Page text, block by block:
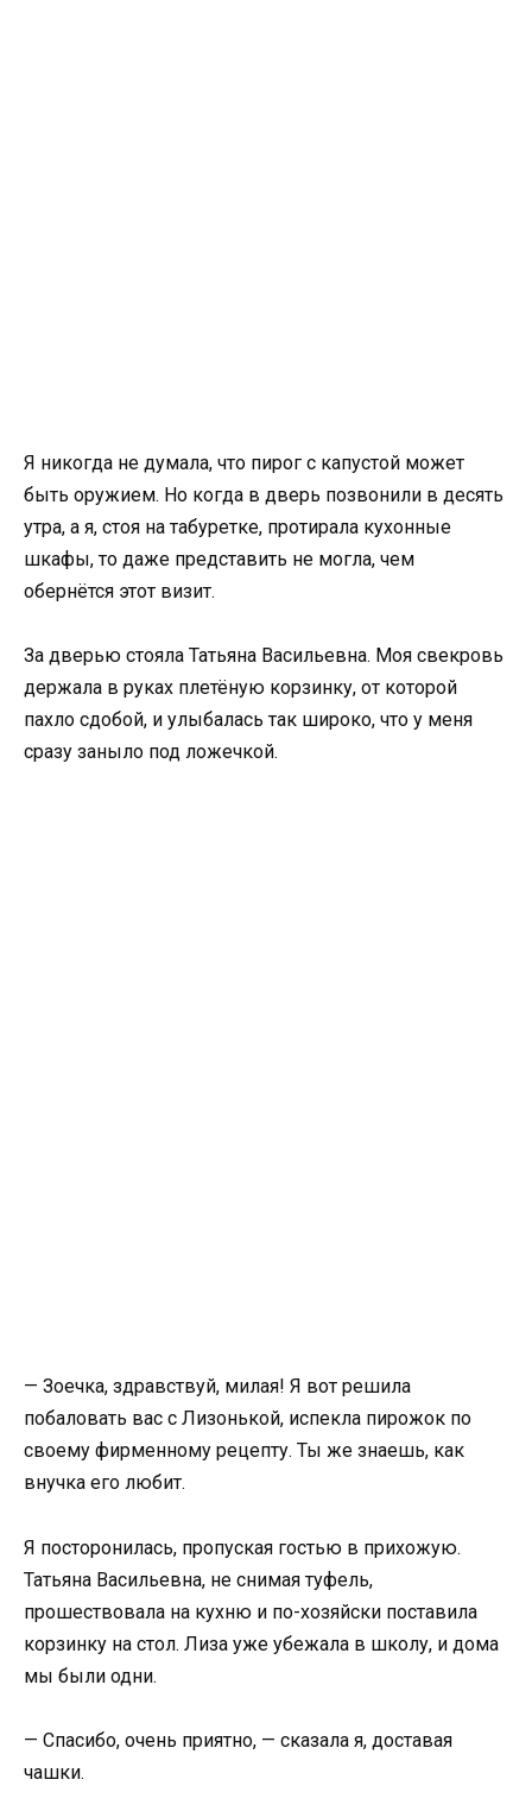
Я никогда не думала, что пирог с капустой может
быть оружием. Но когда в дверь позвонили в десять
утра, а я, стоя на табуретке, протирала кухонные
шкафы, то даже представить не могла, чем
обернётся этот визит.
За дверью стояла Татьяна Васильевна. Моя свекровь
держала в руках плетёную корзинку, от которой
пахло сдобой, и улыбалась так широко, что у меня
сразу заныло под ложечкой.
— Зоечка, здравствуй, милая! Я вот решила
побаловать вас с Лизонькой, испекла пирожок по
своему фирменному рецепту. Ты же знаешь, как
внучка его любит.
Я посторонилась, пропуская гостью в прихожую.
Татьяна Васильевна, не снимая туфель,
прошествовала на кухню и по-хозяйски поставила
корзинку на стол. Лиза уже убежала в школу, и дома
мы были одни.
— Спасибо, очень приятно, — сказала я, доставая
чашки.